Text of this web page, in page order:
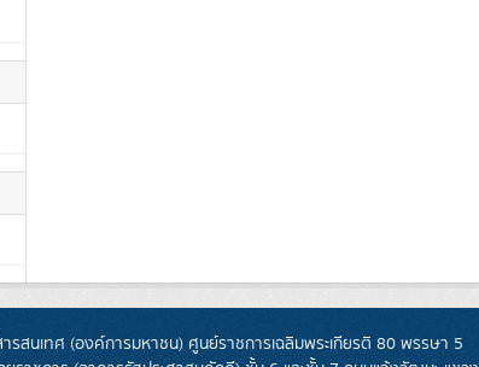
สนเทศ (องค์การมหาชน) ศูนย์ราชการเฉลิมพระเกียรติ 80 พรรษา 5